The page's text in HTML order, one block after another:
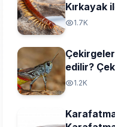
Kırkayak
1.7K
edilir?
yolları
1.2K